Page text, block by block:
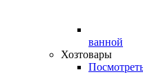
ванной
Хозтовары